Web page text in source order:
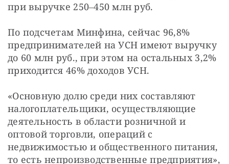
при выручке 250‒450 млн руб.
По подсчетам Минфина, сейчас 96,8%
предпринимателей на УСН имеют выручку
до 60 млн руб., при этом на остальных 3,2%
приходится 46% доходов УСН.
«Основную долю среди них составляют
налогоплательщики, осуществляющие
деятельность в области розничной и
оптовой торговли, операций с
недвижимостью и общественного питания,
то есть непроизводственные предприятия»,